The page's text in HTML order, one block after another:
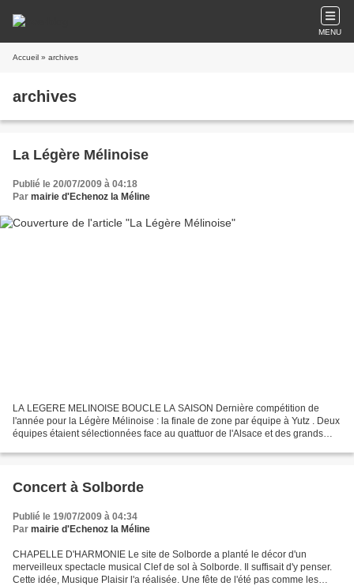
MENU
Accueil » archives
archives
La Légère Mélinoise
Publié le 20/07/2009 à 04:18
Par mairie d'Echenoz la Méline
LA LEGERE MELINOISE BOUCLE LA SAISON Dernière compétition de
l'année pour la Légère Mélinoise : la finale de zone par équipe à Yutz . Deux
équipes étaient sélectionnées face au quattuor de l'Alsace et des grands
Concert à Solborde
Publié le 19/07/2009 à 04:34
Par mairie d'Echenoz la Méline
CHAPELLE D'HARMONIE Le site de Solborde a planté le décor d'un
merveilleux spectacle musical Clef de sol à Solborde. Il suffisait d'y penser.
Cette idée, Musique Plaisir l'a réalisée. Une fête de l'été pas comme les